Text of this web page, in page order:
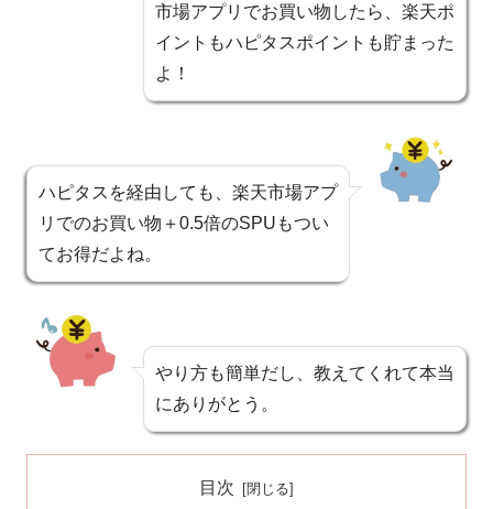
市場アプリでお買い物したら、楽天ポ
イントもハピタスポイントも貯まった
よ！
ハピタスを経由しても、楽天市場アプ
リでのお買い物＋0.5倍のSPUもつい
てお得だよね。
やり方も簡単だし、教えてくれて本当
にありがとう。
目次